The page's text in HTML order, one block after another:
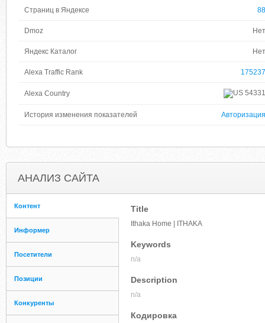
Страниц в Яндексе 88
Dmoz Нет
Яндекс Каталог Нет
Alexa Traffic Rank 175237
Alexa Country 54331
История изменения показателей Авторизация
АНАЛИЗ САЙТА
Контент
Информер
Посетители
Позиции
Конкуренты
Title
Ithaka Home | ITHAKA
Keywords
n/a
Description
n/a
Кодировка